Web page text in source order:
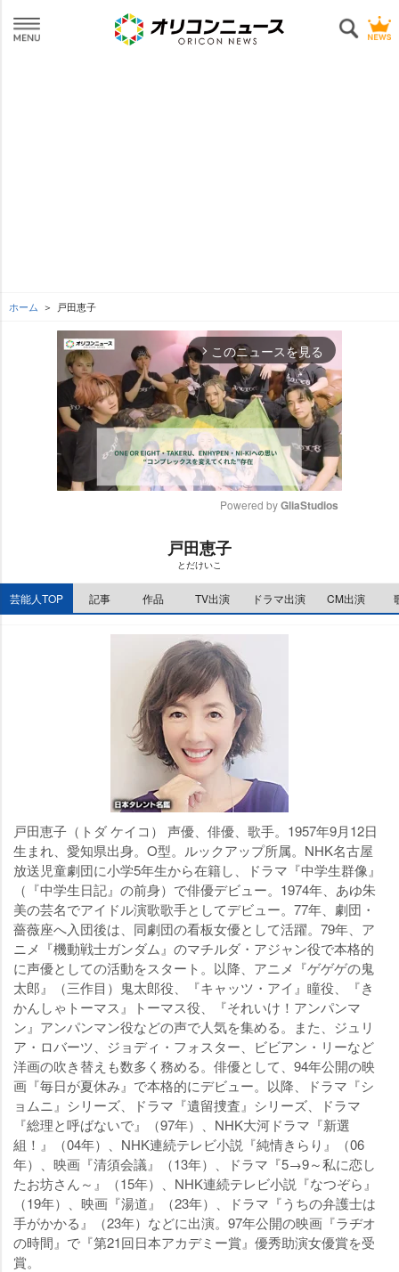
ホーム 戸田恵子
arrow_forward_ios このニュースを見る
e
Powered by GliaStudios
戸田恵子
とだけいこ
芸能人TOP 記事 作品 TV出演 ドラマ出演 CM出演
戸田恵子（トダ ケイコ） 声優、俳優、歌手。1957年9月12日
生まれ、愛知県出身。O型。ルックアップ所属。NHK名古屋
放送児童劇団に小学5年生から在籍し、ドラマ『中学生群像』
（『中学生日記』の前身）で俳優デビュー。1974年、あゆ朱
美の芸名でアイドル演歌歌手としてデビュー。77年、劇団・
薔薇座へ入団後は、同劇団の看板女優として活躍。79年、ア
ニメ『機動戦士ガンダム』のマチルダ・アジャン役で本格的
に声優としての活動をスタート。以降、アニメ『ゲゲゲの鬼
太郎』（三作目）鬼太郎役、『キャッツ・アイ』瞳役、『き
かんしゃトーマス』トーマス役、『それいけ！アンパンマ
ン』アンパンマン役などの声で人気を集める。また、ジュリ
ア・ロバーツ、ジョディ・フォスター、ビビアン・リーなど
洋画の吹き替えも数多く務める。俳優として、94年公開の映
画『毎日が夏休み』で本格的にデビュー。以降、ドラマ『シ
ョムニ』シリーズ、ドラマ『遺留捜査』シリーズ、ドラマ
『総理と呼ばないで』（97年）、NHK大河ドラマ『新選
組！』（04年）、NHK連続テレビ小説『純情きらり』（06
年）、映画『清須会議』（13年）、ドラマ『5→9～私に恋し
たお坊さん～』（15年）、NHK連続テレビ小説『なつぞら』
（19年）、映画『湯道』（23年）、ドラマ『うちの弁護士は
手がかかる』（23年）などに出演。97年公開の映画『ラヂオ
の時間』で『第21回日本アカデミー賞』優秀助演女優賞を受
賞。